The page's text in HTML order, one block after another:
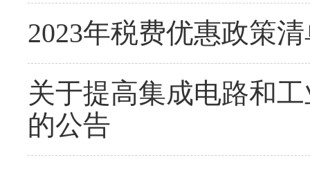
2023年税费优惠政策
关于提高集成电路和
的公告